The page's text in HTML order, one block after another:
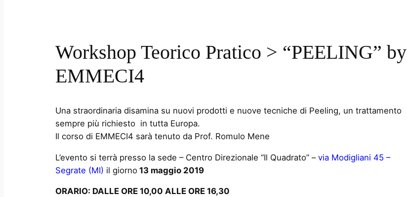
Workshop Teorico Pratico > “PEELING” by
EMMECI4
Una straordinaria disamina su nuovi prodotti e nuove tecniche di Peeling, un trattamento
sempre più richiesto in tutta Europa.
Il corso di EMMECI4 sarà tenuto da Prof. Romulo Mene
L’evento si terrà presso la sede – Centro Direzionale “Il Quadrato” – via Modigliani 45 –
Segrate (MI) il giorno 13 maggio 2019
ORARIO: DALLE ORE 10,00 ALLE ORE 16,30